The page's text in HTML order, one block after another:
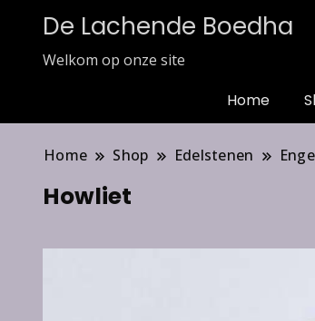
De Lachende Boedha
Welkom op onze site
Home
Home Shop Edelstenen
Howliet